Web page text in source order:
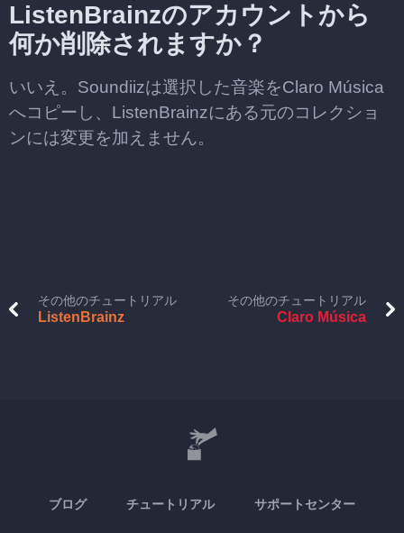
ListenBrainzのアカウントから
何か削除されますか？
いいえ。Soundiizは選択した音楽をClaro Música
へコピーし、ListenBrainzにある元のコレクショ
ンには変更を加えません。
その他のチュートリアル
ListenBrainz
その他のチュートリアル
Claro Música
ブログ チュートリアル サポートセンター